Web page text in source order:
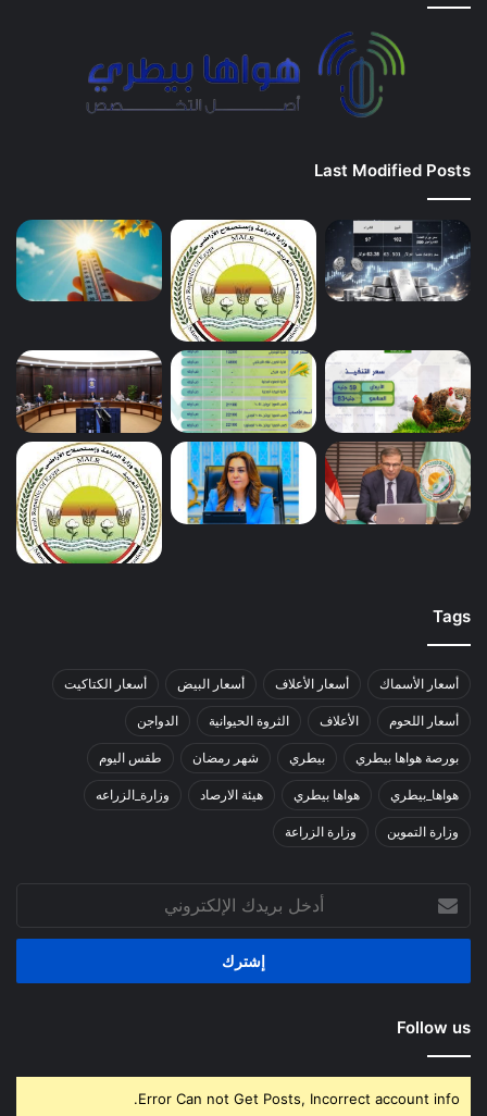
Last Modified Posts
Tags
أسعار الأسماك أسعار الأعلاف أسعار البيض أسعار الكتاكيت
أسعار اللحوم الأعلاف الثروة الحيوانية الدواجن
بورصة هواها بيطري بيطري شهر رمضان طقس اليوم
هواها_بيطري هواها بيطري هيئة الارصاد وزارة_الزراعه
وزارة التموين وزارة الزراعة
بريدك
الإلكتروني
Follow us
Error Can not Get Posts, Incorrect account info.